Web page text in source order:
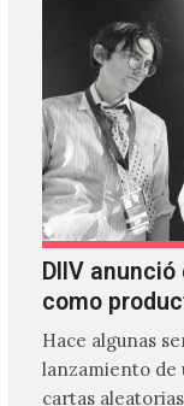
DIIV anunció
como
Hace algunas
lanzamiento de
cartas